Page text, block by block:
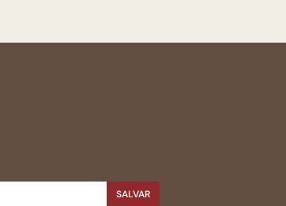
SALVAR